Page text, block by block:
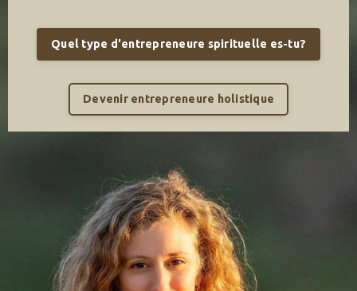
Quel type d'entrepreneure spirituelle es-tu?
Devenir entrepreneure holistique